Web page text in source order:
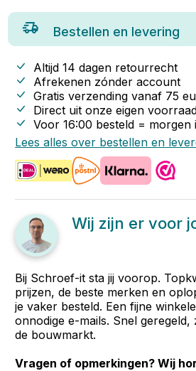
Bestellen en levering
Altijd 14 dagen retourrecht
Afrekenen zónder account
Gratis verzending vanaf 75
Direct uit onze eigen
Voor 16:00 besteld = morgen
Lees alles over bestellen en
Wij zijn er voor
Bij Schroef-it sta jij voorop.
prijzen, de beste merken en
je vaker besteld. Een fijne
onnodige e-mails. Snel geregeld,
de bouwmarkt.
Vragen of opmerkingen? Wij